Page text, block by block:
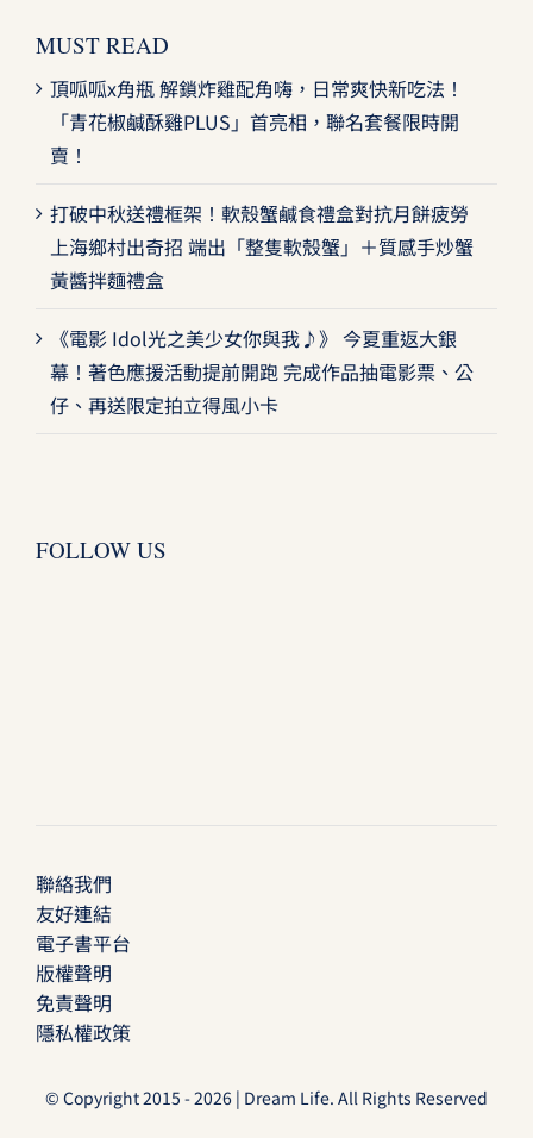
MUST READ
頂呱呱x角瓶 解鎖炸雞配角嗨，日常爽快新吃法！
「青花椒鹹酥雞PLUS」首亮相，聯名套餐限時開
賣！
打破中秋送禮框架！軟殼蟹鹹食禮盒對抗月餅疲勞
上海鄉村出奇招 端出「整隻軟殼蟹」＋質感手炒蟹
黃醬拌麵禮盒
《電影 Idol光之美少女你與我♪》 今夏重返大銀
幕！著色應援活動提前開跑 完成作品抽電影票、公
仔、再送限定拍立得風小卡
FOLLOW US
聯絡我們
友好連結
電子書平台
版權聲明
免責聲明
隱私權政策
© Copyright 2015 - 2026 | Dream Life. All Rights Reserved